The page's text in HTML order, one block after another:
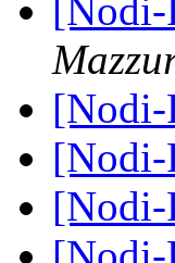
[Nodi-
[Nodi-
[Nodi-
[Nodi-